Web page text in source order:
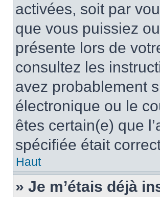
activées, soit par
que vous puissiez
présente lors de
consultez les
avez probablement
électronique ou le
êtes certain(e) que
spécifiée était
Haut
» Je m’étais déjà